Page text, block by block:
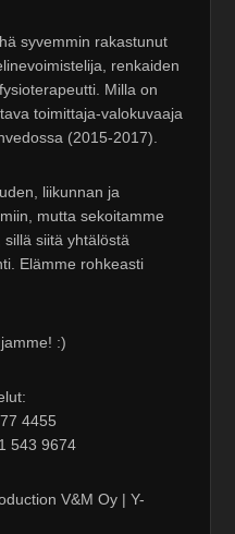
syvemmin rakastunut
renkaiden
Milla on
toimittaja-valokuvaaja
(2015-2017).
liikunnan ja
mutta sekoitamme
siitä yhtälöstä
Elämme rohkeasti
:)
4455
543 9674
V&M Oy | Y-